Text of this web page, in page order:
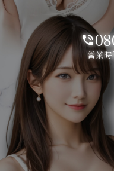
phone_in_talk
営業